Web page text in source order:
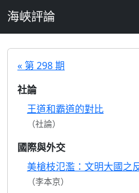
海峽評論
« 第 298 期
社論
王道和霸道的對比
（社論）
國際與外交
美槍枝氾濫：文明大國之
（李本京）